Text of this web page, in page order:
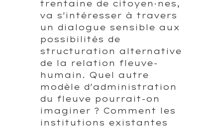
trentaine de citoyen·nes,
va s'intéresser à travers
un dialogue sensible aux
possibilités de
structuration alternative
de la relation fleuve-
humain. Quel autre
modèle d'administration
du fleuve pourrait-on
imaginer ? Comment les
institutions existantes